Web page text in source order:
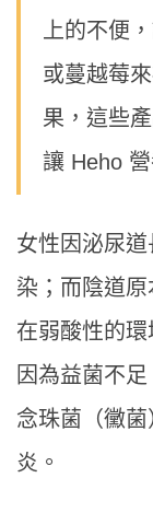
上的不便
或蔓越莓
果，這些
讓 Heho
女性因泌尿
染；而陰道
在弱酸性的
因為益菌不
念珠菌（黴
炎。